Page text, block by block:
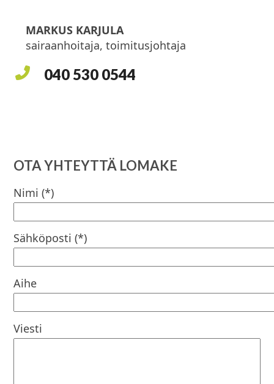
MARKUS KARJULA
sairaanhoitaja, toimitusjohtaja
040 530 0544
OTA YHTEYTTÄ LOMAKE
Nimi (*)
Sähköposti (*)
Aihe
Viesti